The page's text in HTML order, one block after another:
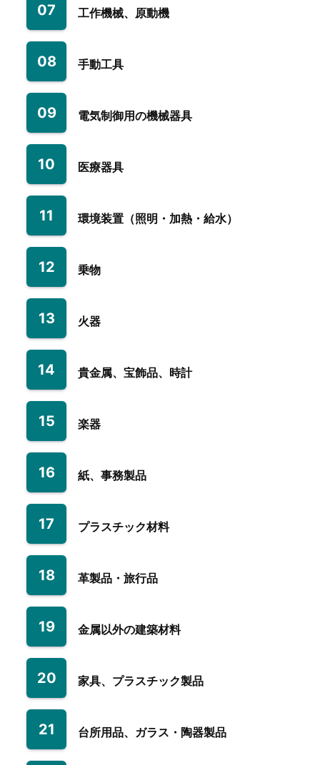
07 工作機械、原動機
08 手動工具
09 電気制御用の機械器具
10 医療器具
11 環境装置（照明・加熱・給水）
12 乗物
13 火器
14 貴金属、宝飾品、時計
15 楽器
16 紙、事務製品
17 プラスチック材料
18 革製品・旅行品
19 金属以外の建築材料
20 家具、プラスチック製品
21 台所用品、ガラス・陶器製品